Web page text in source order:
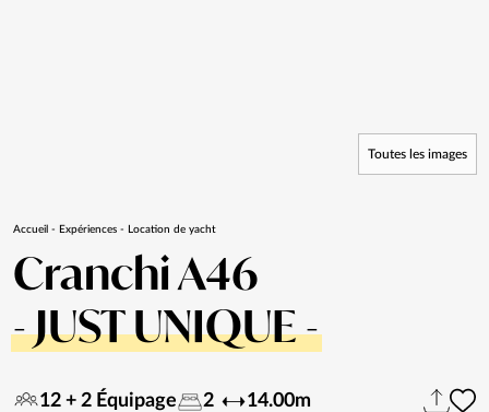
Toutes les images
Accueil - Expériences - Location de yacht
Cranchi A46
- JUST UNIQUE -
12 + 2 Équipage 2 14.00m